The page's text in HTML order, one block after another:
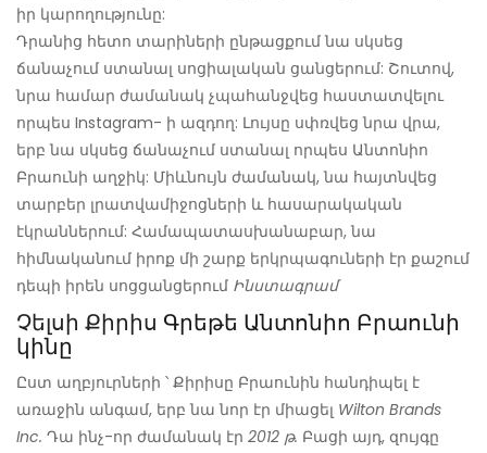
իր կարողությունը:
Դրանից հետո տարիների ընթացքում նա սկսեց
ճանաչում ստանալ սոցիալական ցանցերում: Շուտով,
նրա համար ժամանակ չպահանջվեց հաստատվելու
որպես Instagram- ի ազդող: Լույսը սփռվեց նրա վրա,
երբ նա սկսեց ճանաչում ստանալ որպես Անտոնիո
Բրաունի աղջիկ: Միևնույն ժամանակ, նա հայտնվեց
տարբեր լրատվամիջոցների և հասարակական
էկրաններում: Համապատասխանաբար, նա
հիմնականում իրոք մի շարք երկրպագուների էր քաշում
դեպի իրեն սոցցանցերում Ինստագրամ
Չելսի Քիրիս Գրեթե Անտոնիո Բրաունի
կինը
Ըստ աղբյուրների ՝ Քիրիսը Բրաունին հանդիպել է
առաջին անգամ, երբ նա նոր էր միացել Wilton Brands
Inc. Դա ինչ-որ ժամանակ էր 2012 թ. Բացի այդ, զույգը